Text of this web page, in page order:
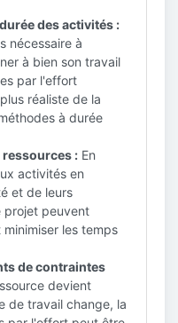
des activités :
nécessaire à
à bien son travail
par l'effort
réaliste de la
à durée
: En
activités en
et de leurs
projet peuvent
les temps
de contraintes
devient
de travail change, la